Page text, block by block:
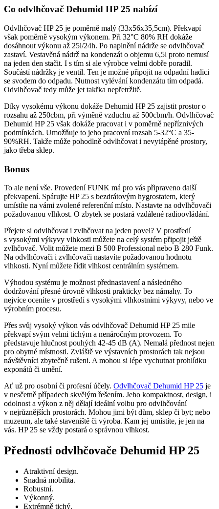
Co odvlhčovač Dehumid HP 25 nabízí
Odvlhčovač HP 25 je poměrně malý (33x56x35,5cm). Překvapí
však poměrně vysokým výkonem. Při 32°C 80% RH dokáže
dosáhnout výkonu až 25l/24h. Po naplnění nádrže se odvlhčovač
zastaví. Vestavěná nádrž na kondenzát o objemu 6,5l proto nemusí
na jeden den stačit. I s tím si ale výrobce velmi dobře poradil.
Součástí nádržky je ventil. Ten je možné připojit na odpadní hadici
se svodem do odpadu. Nutnost vylévání kondenzátu tím odpadá.
Odvlhčovač tedy může jet takřka nepřetržitě.
Díky vysokému výkonu dokáže Dehumid HP 25 zajistit prostor o
rozsahu až 250cbm, při výměně vzduchu až 500cbm/h. Odvlhčovač
Dehumid HP 25 však dokáže pracovat i v poměrně nepříznivých
podmínkách. Umožňuje to jeho pracovní rozsah 5-32°C a 35-
90%RH. Takže může pohodlně odvlhčovat i nevytápěné prostory,
jako třeba sklep.
Bonus
To ale není vše. Provedení FUNK má pro vás připraveno další
překvapení. Spárujte HP 25 s bezdrátovým hygrostatem, který
umístíte na vámi zvolené referenční místo. Nastavte na odvlhčovači
požadovanou vlhkost. O zbytek se postará vzdálené radioovládání.
Přejete si odvlhčovat i zvlhčovat na jeden povel? V prostředí
s vysokými výkyvy vlhkosti můžete na celý systém připojit ještě
zvlhčovač. Volit můžete mezi B 500 Professional nebo B 280 Funk.
Na odvlhčovači i zvlhčovači nastavíte požadovanou hodnotu
vlhkosti. Nyní můžete řídit vlhkost centrálním systémem.
Výhodou systému je možnost přednastavení a následného
dodržování přesné úrovně vlhkosti prakticky bez námahy. To
nejvíce oceníte v prostředí s vysokými vlhkostními výkyvy, nebo ve
výrobním procesu.
Přes svůj vysoký výkon vás odvlhčovač Dehumid HP 25 mile
překvapí svým velmi tichým a nenáročným provozem. To
představuje hlučnost pouhých 42-45 dB (A). Nemalá přednost nejen
pro obytné místnosti. Zvláště ve výstavních prostorách tak nejsou
návštěvníci zbytečně rušeni. A mohou si lépe vychutnat prohlídku
exponátů či umění.
Ať už pro osobní či profesní účely. Odvlhčovač Dehumid HP 25 je
v nesčetně případech skvělým řešením. Jeho kompaktnost, design, i
odolnost a výkon z něj dělají ideální volbu pro odvlhčování
v nejrůznějších prostorách. Mohou jimi být dům, sklep či byt; nebo
muzeum, ale také staveniště či výroba. Kam jej umístíte, je jen na
vás. HP 25 se vždy postará o správnou vlhkost.
Přednosti odvlhčovače Dehumid HP 25
Atraktivní design.
Snadná mobilita.
Robustní.
Výkonný.
Extrémně tichý.